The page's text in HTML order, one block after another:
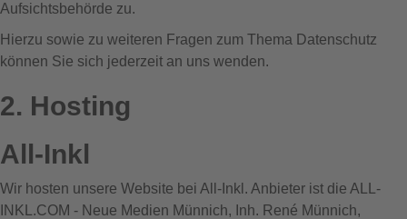
Aufsichtsbehörde zu.
Hierzu sowie zu weiteren Fragen zum Thema Datenschutz
können Sie sich jederzeit an uns wenden.
2. Hosting
All-Inkl
Wir hosten unsere Website bei All-Inkl. Anbieter ist die ALL-
INKL.COM - Neue Medien Münnich, Inh. René Münnich,